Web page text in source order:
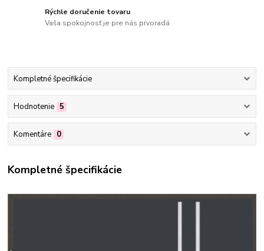
Rýchle doručenie tovaru
Vaša spokojnosť je pre nás prvoradá
Kompletné špecifikácie
Hodnotenie 5
Komentáre 0
Kompletné špecifikácie